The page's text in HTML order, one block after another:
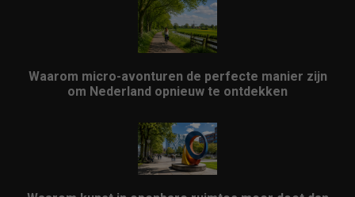
Waarom micro-avonturen de perfecte manier zijn
om Nederland opnieuw te ontdekken